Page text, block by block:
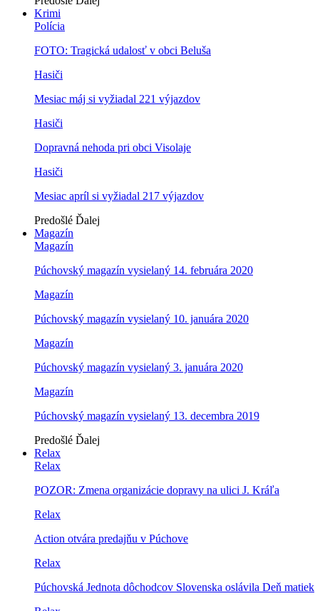
Krimi
Polícia
FOTO: Tragická udalosť v obci Beluša
Hasiči
Mesiac máj si vyžiadal 221 výjazdov
Hasiči
Dopravná nehoda pri obci Visolaje
Hasiči
Mesiac apríl si vyžiadal 217 výjazdov
Predošlé Ďalej
Magazín
Magazín
Púchovský magazín vysielaný 14. februára 2020
Magazín
Púchovský magazín vysielaný 10. januára 2020
Magazín
Púchovský magazín vysielaný 3. januára 2020
Magazín
Púchovský magazín vysielaný 13. decembra 2019
Predošlé Ďalej
Relax
Relax
POZOR: Zmena organizácie dopravy na ulici J. Kráľa
Relax
Action otvára predajňu v Púchove
Relax
Púchovská Jednota dôchodcov Slovenska oslávila Deň matiek